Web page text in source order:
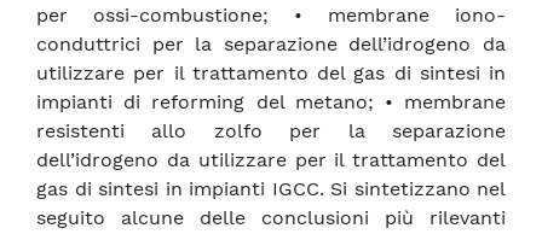
per ossi-combustione; • membrane iono-
conduttrici per la separazione dell’idrogeno da
utilizzare per il trattamento del gas di sintesi in
impianti di reforming del metano; • membrane
resistenti allo zolfo per la separazione
dell’idrogeno da utilizzare per il trattamento del
gas di sintesi in impianti IGCC. Si sintetizzano nel
seguito alcune delle conclusioni più rilevanti